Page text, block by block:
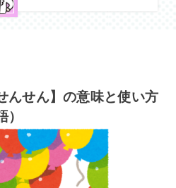
んせん】の意味と使い方